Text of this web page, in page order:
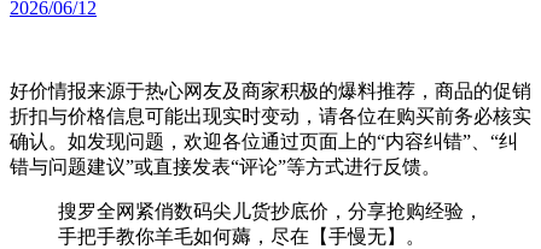
2026/06/12
好价情报来源于热心网友及商家积极的爆料推荐，商品的促销
折扣与价格信息可能出现实时变动，请各位在购买前务必核实
确认。如发现问题，欢迎各位通过页面上的“内容纠错”、“纠
错与问题建议”或直接发表“评论”等方式进行反馈。
搜罗全网紧俏数码尖儿货抄底价，分享抢购经验，
手把手教你羊毛如何薅，尽在【手慢无】。